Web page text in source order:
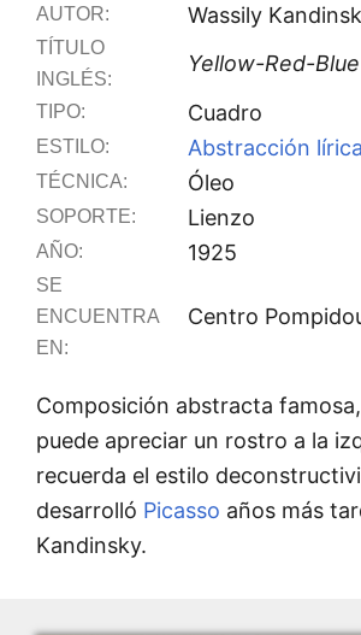
AUTOR: Wassily
TÍTULO
INGLÉS:
Yellow-Red-Blue
TIPO: Cuadro
ESTILO: Abstracción lírica
TÉCNICA: Óleo
SOPORTE: Lienzo
AÑO: 1925
SE
ENCUENTRA
EN:
Centro
Composición abstracta
puede apreciar un rostro a la
recuerda el estilo
desarrolló Picasso años más
Kandinsky.